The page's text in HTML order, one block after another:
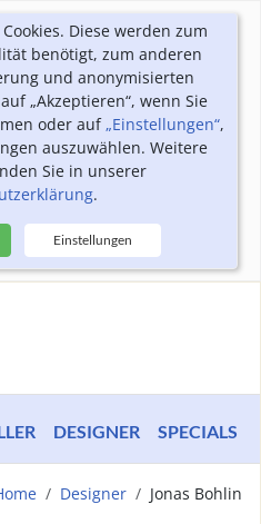
Diese werden zum
benötigt, zum anderen
und anonymisierten
„Akzeptieren“, wenn Sie
oder auf„Einstellungen“,
auszuwählen. Weitere
Sie in unserer
.
Einstellungen
DESIGNER SPECIALS
Designer Jonas Bohlin